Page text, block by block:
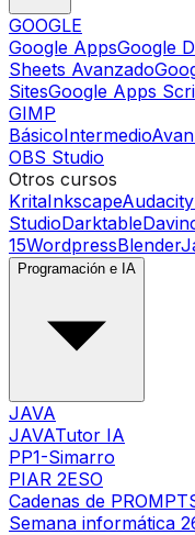
GOOGLE
Google AppsGoogle
Sheets Avanzado
SitesGoogle Apps
GIMP
BásicoIntermedio
OBS Studio
Otros cursos
KritaInkscapeAudacity
StudioDarktable
15WordpressBlender
Programación e IA
JAVA
JAVATutor IA
PP1-Simarro
PIAR 2ESO
Cadenas de
Semana informática